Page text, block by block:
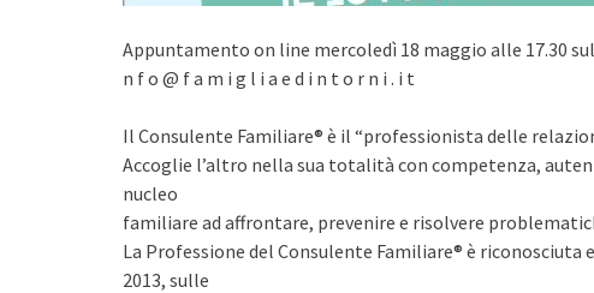
Appuntamento on line mercoledì 18 maggio alle 17.30
n f o @ f a m i g l i a e d i n t o r n i . i t
Il Consulente Familiare® è il “professionista delle
Accoglie l’altro nella sua totalità con competenza,
nucleo
familiare ad affrontare, prevenire e risolvere
La Professione del Consulente Familiare® è
2013, sulle